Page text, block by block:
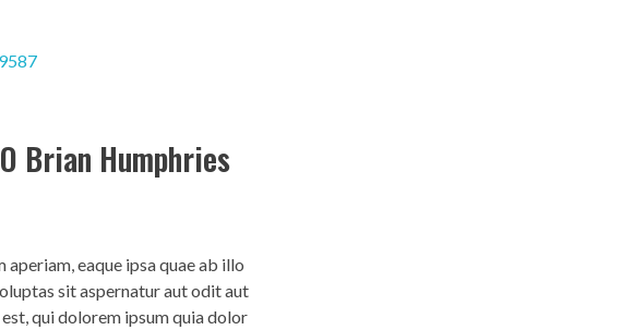
Brian Humphries
eaque ipsa quae ab illo
sit aspernatur aut odit aut
qui dolorem ipsum quia dolor